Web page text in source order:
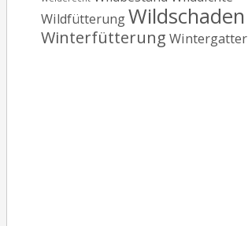
WildfütterungWildschaden
Winterfütterung Wintergatter